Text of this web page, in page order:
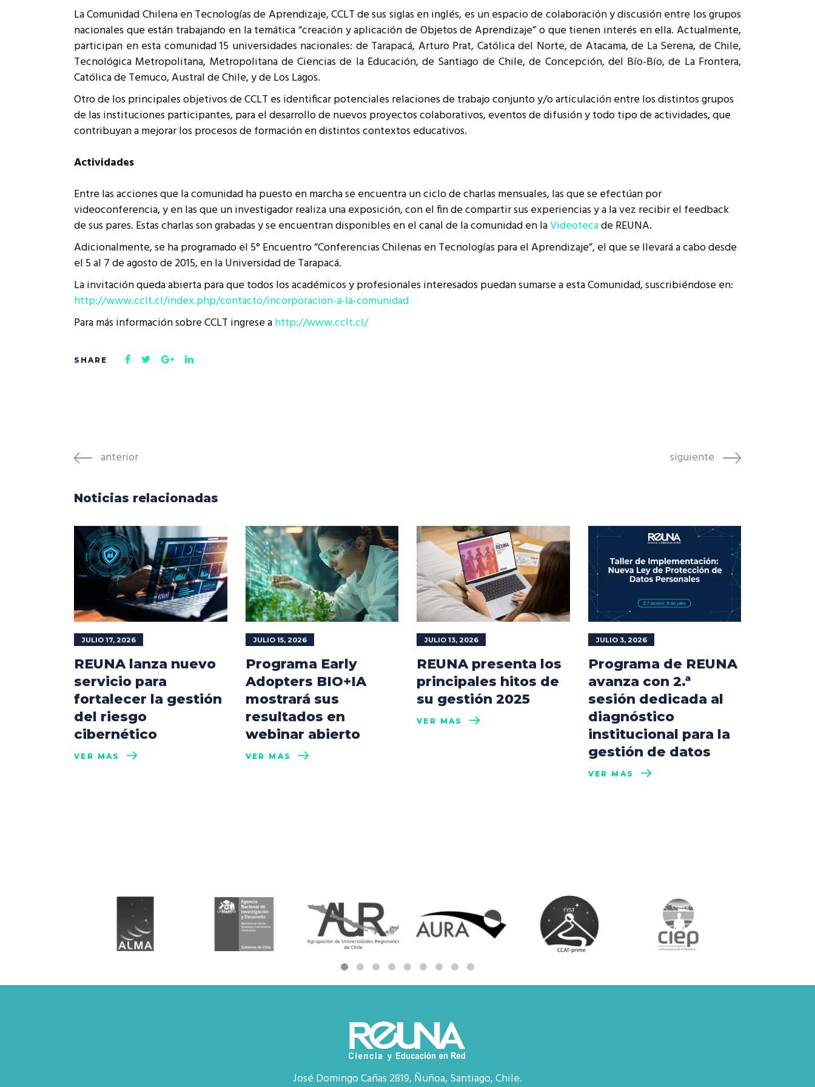
Cumplimiento Legal
Representantes Técnicos
Cómo integrarse a REUNA
La Comunidad Chilena en Tecnologías de Aprendizaje, CCLT de sus siglas en inglés, es un espacio de colaboración y discusión entre los grupos
nacionales que están trabajando en la temática “creación y aplicación de Objetos de Aprendizaje” o que tienen interés en ella. Actualmente,
participan en esta comunidad 15 universidades nacionales: de Tarapacá, Arturo Prat, Católica del Norte, de Atacama, de La Serena, de Chile,
Tecnológica Metropolitana, Metropolitana de Ciencias de la Educación, de Santiago de Chile, de Concepción, del Bío-Bío, de La Frontera,
Católica de Temuco, Austral de Chile, y de Los Lagos.
Otro de los principales objetivos de CCLT es identificar potenciales relaciones de trabajo conjunto y/o articulación entre los distintos grupos
de las instituciones participantes, para el desarrollo de nuevos proyectos colaborativos, eventos de difusión y todo tipo de actividades, que
contribuyan a mejorar los procesos de formación en distintos contextos educativos.
Actividades
Entre las acciones que la comunidad ha puesto en marcha se encuentra un ciclo de charlas mensuales, las que se efectúan por
videoconferencia, y en las que un investigador realiza una exposición, con el fin de compartir sus experiencias y a la vez recibir el feedback
de sus pares. Estas charlas son grabadas y se encuentran disponibles en el canal de la comunidad en laVideotecade REUNA.
Adicionalmente, se ha programado el 5° Encuentro “Conferencias Chilenas en Tecnologías para el Aprendizaje”, el que se llevará a cabo desde
el 5 al 7 de agosto de 2015, en la Universidad de Tarapacá.
La invitación queda abierta para que todos los académicos y profesionales interesados puedan sumarse a esta Comunidad, suscribiéndose en:
http://www.cclt.cl/index.php/contacto/incorporacion-a-la-comunidad
Para más información sobre CCLT ingrese ahttp://www.cclt.cl/
anterior siguiente
Noticias relacionadas
JULIO 17, 2026
REUNA lanza nuevo
servicio para
fortalecer la gestión
del riesgo
cibernético
VER MÁS
JULIO 15, 2026
Programa Early
Adopters BIO+IA
mostrará sus
resultados en
webinar abierto
VER MÁS
JULIO 13, 2026
REUNA presenta los
principales hitos de
su gestión 2025
VER MÁS
JULIO 3, 2026
Programa de REUNA
avanza con 2.ª
sesión dedicada al
diagnóstico
institucional para la
gestión de datos
VER MÁS
José Domingo Cañas 2819, Ñuñoa, Santiago, Chile.